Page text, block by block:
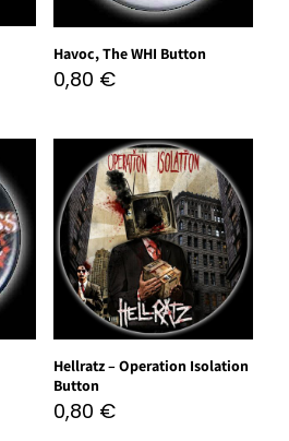
Havoc, The WHI Button
0,80 €
Hellratz – Operation Isolation
Button
0,80 €